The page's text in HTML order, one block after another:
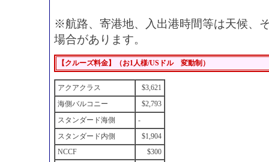
※航路、寄港地、入出港時間等は天候、
場合があります。
【クルーズ料金】（お1人様/USドル 変動制）
アクアクラス
$3,621
海側バルコニー
$2,793
スタンダード海側
-
スタンダード内側
$1,904
NCCF
$300